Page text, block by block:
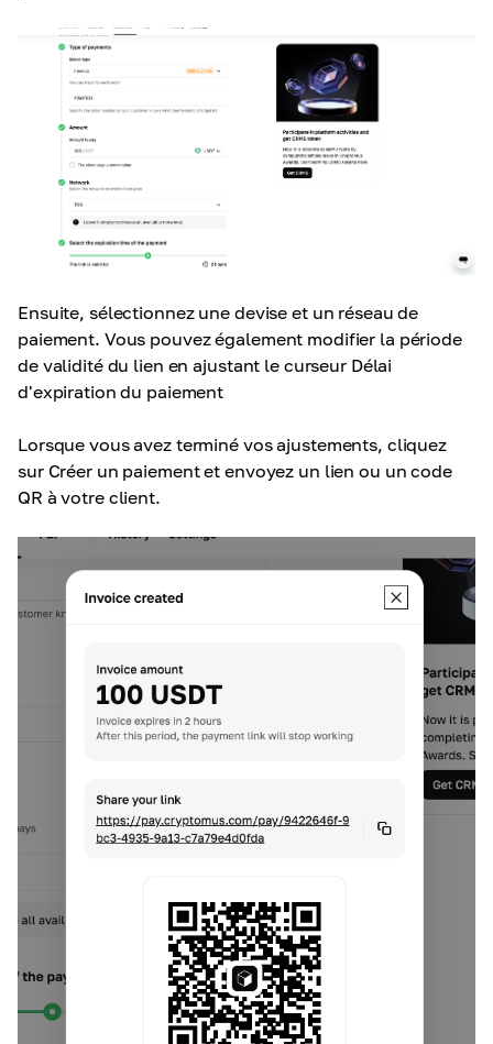
Ensuite, sélectionnez une devise et un réseau de
paiement. Vous pouvez également modifier la période
de validité du lien en ajustant le curseur Délai
d'expiration du paiement
Lorsque vous avez terminé vos ajustements, cliquez
sur Créer un paiement et envoyez un lien ou un code
QR à votre client.